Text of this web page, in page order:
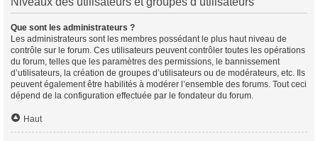
Que sont les administrateurs ?
Les administrateurs sont les membres possédant le plus haut niveau de
contrôle sur le forum. Ces utilisateurs peuvent contrôler toutes les opérations
du forum, telles que les paramètres des permissions, le bannissement
d’utilisateurs, la création de groupes d’utilisateurs ou de modérateurs, etc. Ils
peuvent également être habilités à modérer l’ensemble des forums. Tout ceci
dépend de la configuration effectuée par le fondateur du forum.
Haut